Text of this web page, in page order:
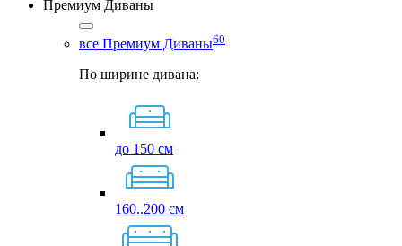
Премиум Диваны
все Премиум Диваны60
По ширине дивана:
до 150 см
160..200 см